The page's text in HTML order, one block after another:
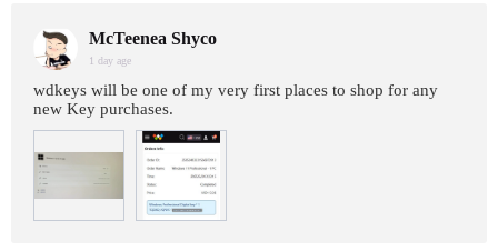
McTeenea Shyco
1 day age
wdkeys will be one of my very first places to shop for any
new Key purchases.